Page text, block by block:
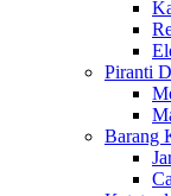
Piranti
Barang